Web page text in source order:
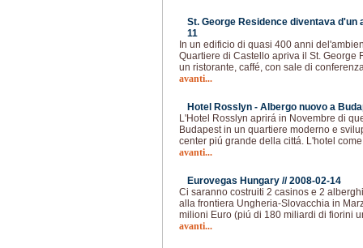
St. George Residence diventava d'un
11
In un edificio di quasi 400 anni
Quartiere di Castello apriva il St. George
un ristorante, caffé, con sale di
avanti...
Hotel Rosslyn - Albergo nuovo a
L'Hotel Rosslyn aprirá in Novembre di
Budapest in un quartiere moderno e
center piú grande della cittá. L'hotel
avanti...
Eurovegas Hungary //2008-02-14
Ci saranno costruiti 2 casinos e 2
alla frontiera Ungheria-Slovacchia in
milioni Euro (piú di 180 miliardi di fiorini
avanti...